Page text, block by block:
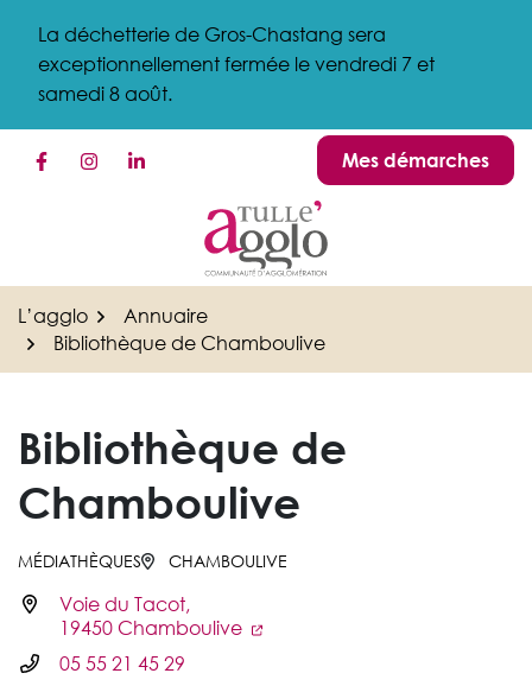
contenu
La déchetterie de Gros-Chastang sera
exceptionnellement fermée le vendredi 7 et
samedi 8 août.
Lien vers le compte Facebook
Lien vers le compte Instagram
Lien vers le compte LinkedinMes démarches
L’agglo
Annuaire
Bibliothèque de Chamboulive
Bibliothèque de
Chamboulive
MÉDIATHÈQUES CHAMBOULIVE
Infos utiles
Voie du Tacot,
19450 Chamboulive
05 55 21 45 29